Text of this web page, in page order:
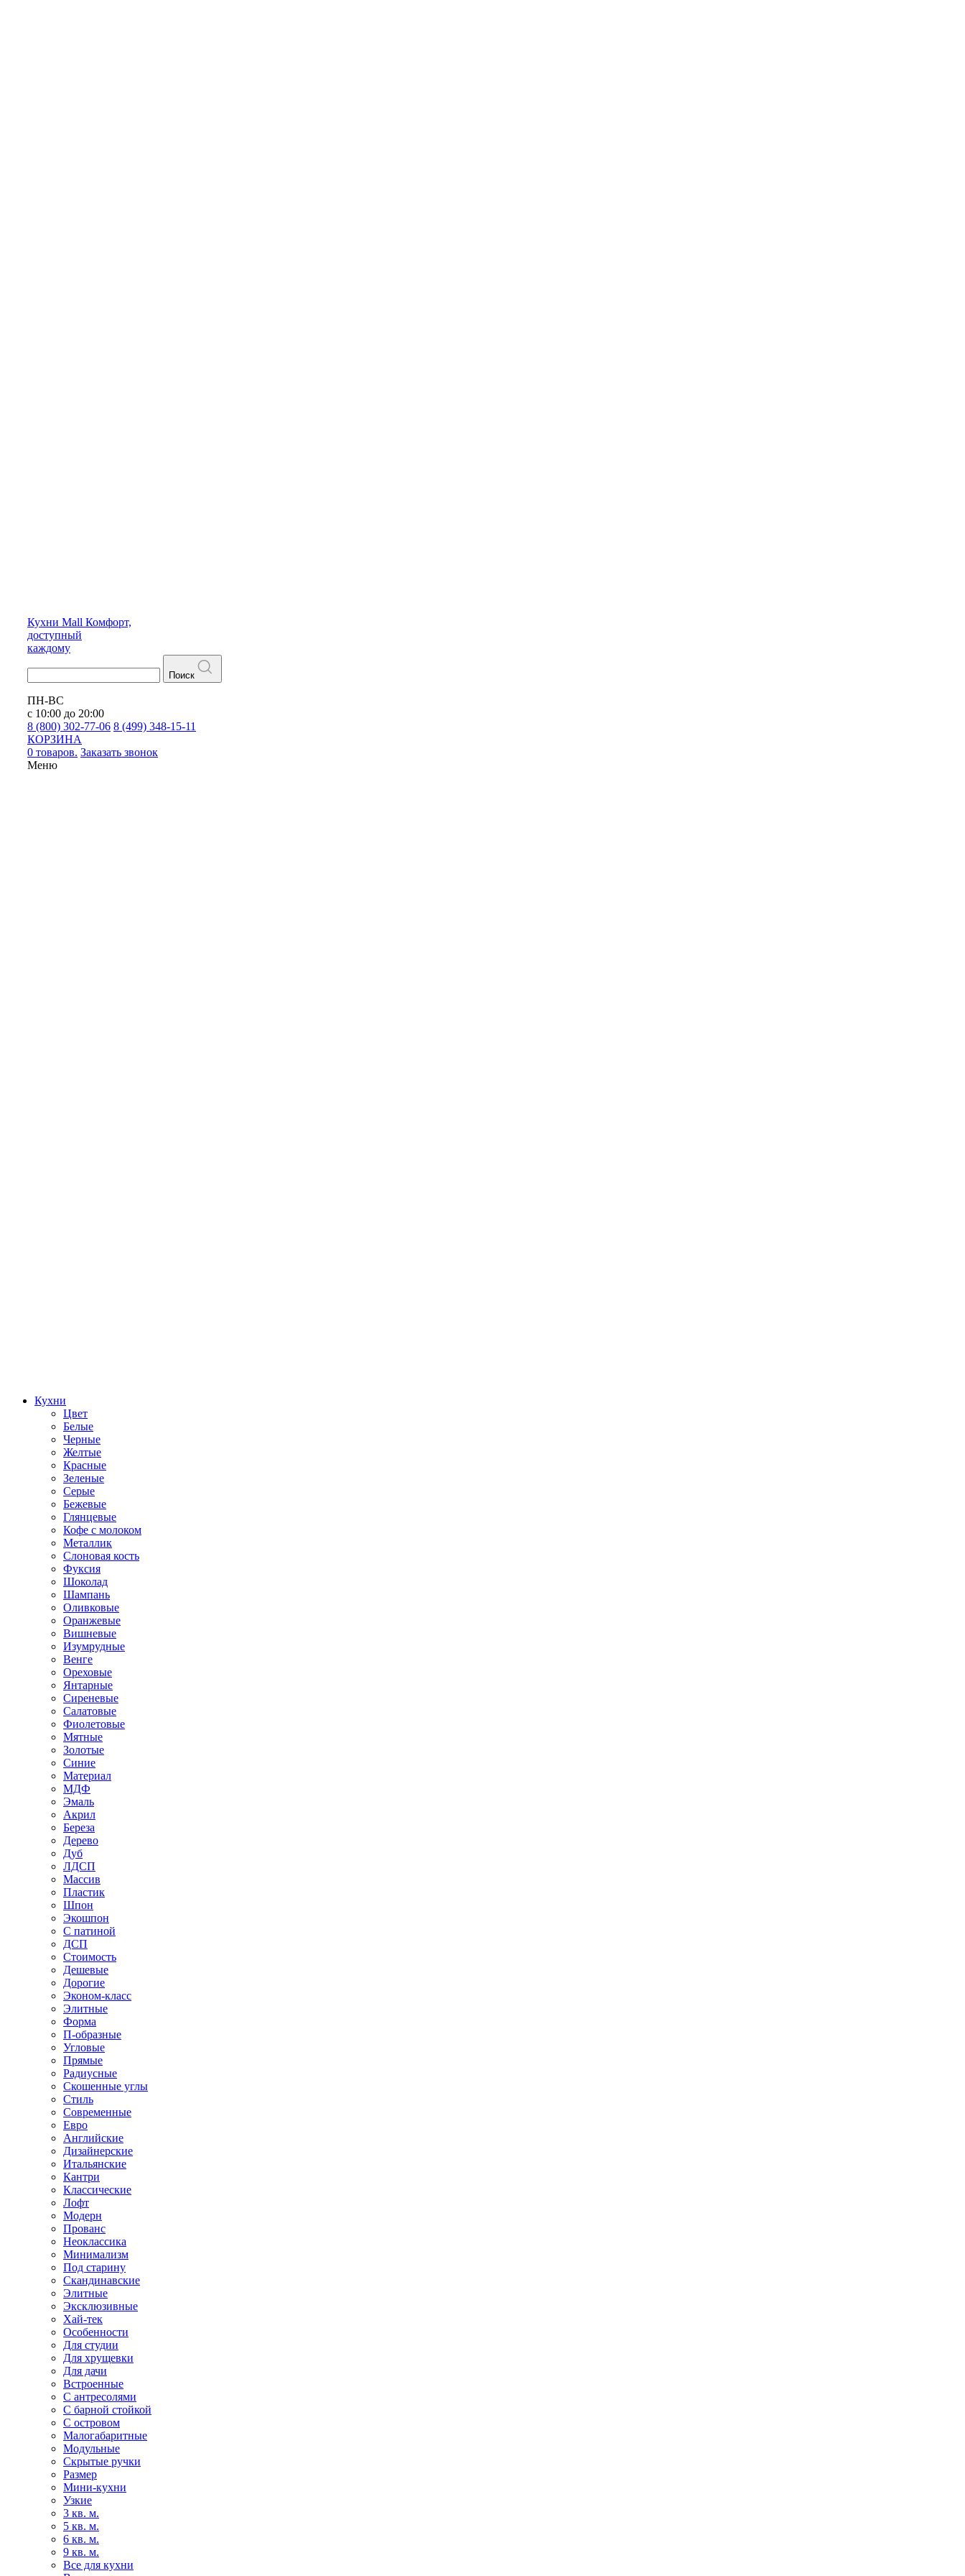
Кухни Mall Комфорт,
доступный
каждому
Поиск
ПН-ВС
с 10:00 до 20:00
8 (800) 302-77-06 8 (499) 348-15-11
КОРЗИНА
0 товаров. Заказать звонок
Меню
Кухни
Цвет
Белые
Черные
Желтые
Красные
Зеленые
Серые
Бежевые
Глянцевые
Кофе с молоком
Металлик
Слоновая кость
Фуксия
Шоколад
Шампань
Оливковые
Оранжевые
Вишневые
Изумрудные
Венге
Ореховые
Янтарные
Сиреневые
Салатовые
Фиолетовые
Мятные
Золотые
Синие
Материал
МДФ
Эмаль
Акрил
Береза
Дерево
Дуб
ЛДСП
Массив
Пластик
Шпон
Экошпон
С патиной
ДСП
Стоимость
Дешевые
Дорогие
Эконом-класс
Элитные
Форма
П-образные
Угловые
Прямые
Радиусные
Скошенные углы
Стиль
Современные
Евро
Английские
Дизайнерские
Итальянские
Кантри
Классические
Лофт
Модерн
Прованс
Неоклассика
Минимализм
Под старину
Скандинавские
Элитные
Эксклюзивные
Хай-тек
Особенности
Для студии
Для хрущевки
Для дачи
Встроенные
С антресолями
С барной стойкой
С островом
Малогабаритные
Модульные
Скрытые ручки
Размер
Мини-кухни
Узкие
3 кв. м.
5 кв. м.
6 кв. м.
9 кв. м.
Все для кухни